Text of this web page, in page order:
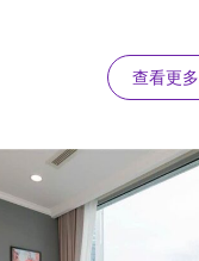
查看更多